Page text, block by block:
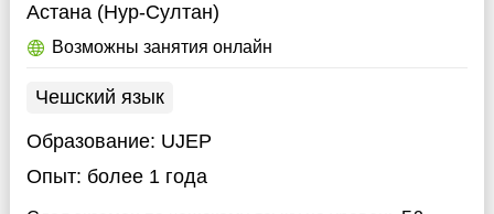
Астана (Нур-Султан)
Возможны занятия онлайн
Чешский язык
Образование: UJEP
Опыт: более 1 года